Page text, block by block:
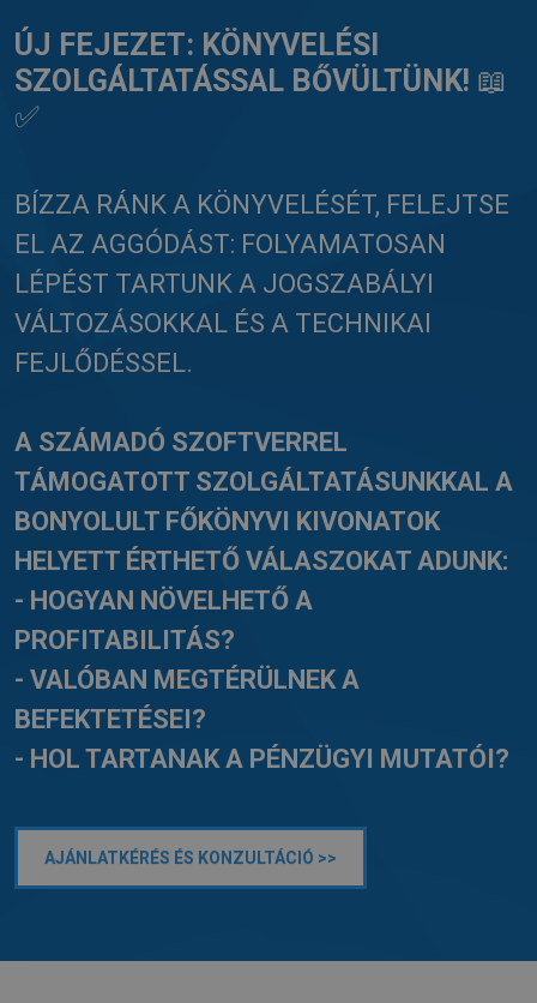
ÚJ FEJEZET: KÖNYVELÉSI
SZOLGÁLTATÁSSAL BŐVÜLTÜNK! 📖
✅
BÍZZA RÁNK A KÖNYVELÉSÉT, FELEJTSE
EL AZ AGGÓDÁST: FOLYAMATOSAN
LÉPÉST TARTUNK A JOGSZABÁLYI
VÁLTOZÁSOKKAL ÉS A TECHNIKAI
FEJLŐDÉSSEL.
A SZÁMADÓ SZOFTVERREL
TÁMOGATOTT SZOLGÁLTATÁSUNKKAL A
BONYOLULT FŐKÖNYVI KIVONATOK
HELYETT ÉRTHETŐ VÁLASZOKAT ADUNK:
- HOGYAN NÖVELHETŐ A
PROFITABILITÁS?
- VALÓBAN MEGTÉRÜLNEK A
BEFEKTETÉSEI?
- HOL TARTANAK A PÉNZÜGYI MUTATÓI?
AJÁNLATKÉRÉS ÉS KONZULTÁCIÓ >>